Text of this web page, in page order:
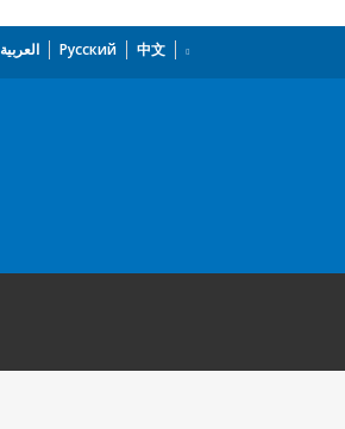
العربية Русский 中文